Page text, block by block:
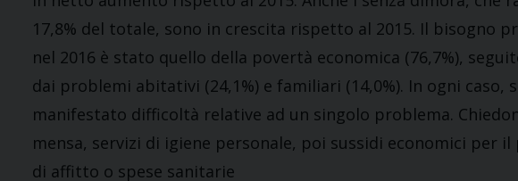
17,8% del totale, sono in crescita rispetto al 2015. Il bisogno
nel 2016 è stato quello della povertà economica (76,7%),
dai problemi abitativi (24,1%) e familiari (14,0%). In ogni caso,
manifestato difficoltà relative ad un singolo problema.
mensa, servizi di igiene personale, poi sussidi economici per
di affitto o spese sanitarie